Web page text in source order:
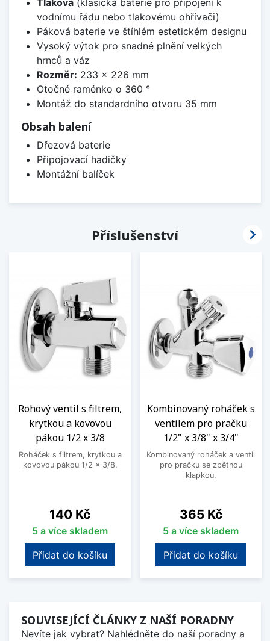
Tlaková(klasická baterie pro připojení k
vodnímu řádu nebo tlakovému ohřívači)
Páková baterie ve štíhlém estetickém designu
Vysoký výtok pro snadné plnění velkých
hrnců a váz
Rozměr: 233 x 226 mm
Otočné raménko o 360 °
Montáž do standardního otvoru 35 mm
Obsah balení
Dřezová baterie
Připojovací hadičky
Montážní balíček
Příslušenství
Rohový ventil s filtrem,
krytkou a kovovou
pákou 1/2 x 3/8
Roháček s filtrem, krytkou a
kovovou pákou 1/2 x 3/8.
Cena
140 Kč
5 a více skladem
Přidat do košíku
Kombinovaný roháček s
ventilem pro pračku
1/2" x 3/8" x 3/4"
Kombinovaný roháček a ventil
pro pračku se zpětnou
klapkou.
Cena
365 Kč
5 a více skladem
Přidat do košíku

SOUVISEJÍCÍ ČLÁNKY Z NAŠÍ PORADNY
Nevíte jak vybrat? Nahlédněte do naší poradny a